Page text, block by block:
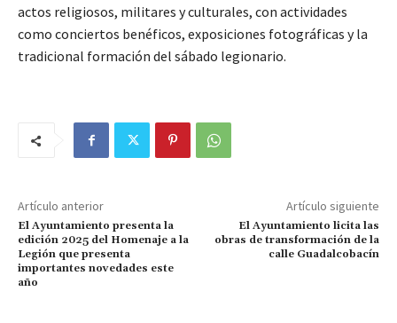
actos religiosos, militares y culturales, con actividades
como conciertos benéficos, exposiciones fotográficas y la
tradicional formación del sábado legionario.
Artículo anterior
El Ayuntamiento presenta la
edición 2025 del Homenaje a la
Legión que presenta
importantes novedades este
año
Artículo siguiente
El Ayuntamiento licita las
obras de transformación de la
calle Guadalcobacín